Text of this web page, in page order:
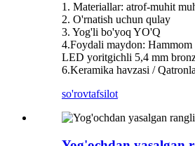
1. Materiallar: atrof-muhit
2. O'rnatish uchun qulay
3. Yog'li bo'yoq YO'Q
4.Foydali maydon:
LED yoritgichli 5,4 mm
6.Keramika havzasi /
so'rovtafsilot